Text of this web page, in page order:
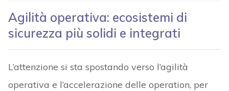
Agilità operativa: ecosistemi di
sicurezza più solidi e integrati
L’attenzione si sta spostando verso l’agilità
operativa e l’accelerazione delle operation, per